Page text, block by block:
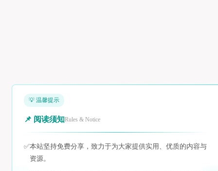
💡 温馨提示
📌 阅读须知Rules & Notice
✅本站坚持免费分享，致力于为大家提供实用、优质的内容与
资源。